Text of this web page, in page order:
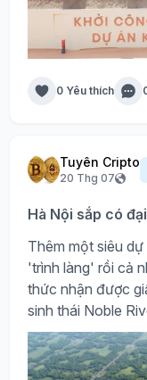
0 Yêu thích
Tuyên Cripto
20 Thg 07
Hà Nội sắp có
Thêm một siêu
'trình làng' rồi cả
thức nhận được
sinh thái Noble